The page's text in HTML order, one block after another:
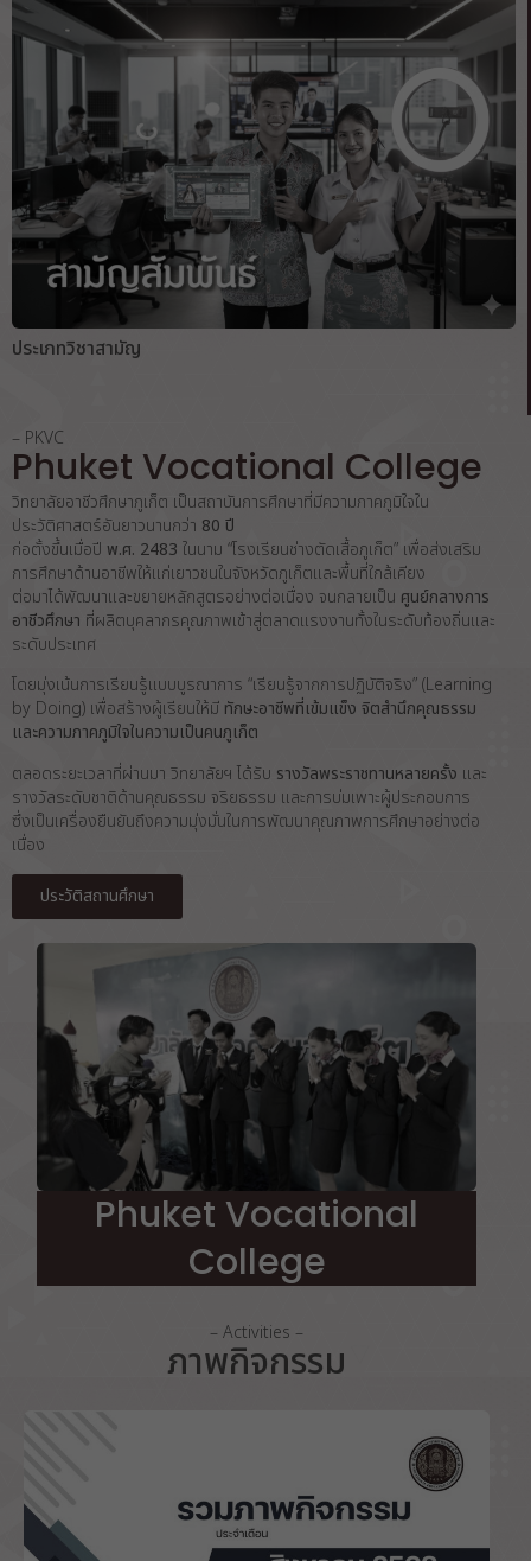
ประเภทวิชาสามัญ
– PKVC
Phuket Vocational College
วิทยาลัยอาชีวศึกษาภูเก็ต เป็นสถาบันการศึกษาที่มีความภาคภูมิใจใน
ประวัติศาสตร์อันยาวนานกว่า 80 ปี
ก่อตั้งขึ้นเมื่อปี พ.ศ. 2483 ในนาม “โรงเรียนช่างตัดเสื้อภูเก็ต” เพื่อส่งเสริม
การศึกษาด้านอาชีพให้แก่เยาวชนในจังหวัดภูเก็ตและพื้นที่ใกล้เคียง
ต่อมาได้พัฒนาและขยายหลักสูตรอย่างต่อเนื่อง จนกลายเป็น ศูนย์กลางการ
อาชีวศึกษา ที่ผลิตบุคลากรคุณภาพเข้าสู่ตลาดแรงงานทั้งในระดับท้องถิ่นและ
ระดับประเทศ
โดยมุ่งเน้นการเรียนรู้แบบบูรณาการ “เรียนรู้จากการปฏิบัติจริง” (Learning
by Doing) เพื่อสร้างผู้เรียนให้มี ทักษะอาชีพที่เข้มแข็ง จิตสำนึกคุณธรรม
และความภาคภูมิใจในความเป็นคนภูเก็ต
ตลอดระยะเวลาที่ผ่านมา วิทยาลัยฯ ได้รับ รางวัลพระราชทานหลายครั้ง และ
รางวัลระดับชาติด้านคุณธรรม จริยธรรม และการบ่มเพาะผู้ประกอบการ
ซึ่งเป็นเครื่องยืนยันถึงความมุ่งมั่นในการพัฒนาคุณภาพการศึกษาอย่างต่อ
เนื่อง
ประวัติสถานศึกษา
Phuket Vocational
College
– Activities –
ภาพกิจกรรม